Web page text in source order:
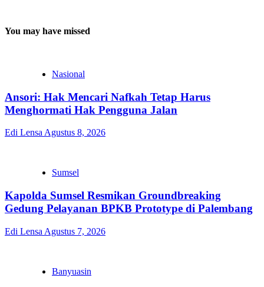
You may have missed
Nasional
Ansori: Hak Mencari Nafkah Tetap Harus
Menghormati Hak Pengguna Jalan
Edi Lensa Agustus 8, 2026
Sumsel
Kapolda Sumsel Resmikan Groundbreaking
Gedung Pelayanan BPKB Prototype di Palembang
Edi Lensa Agustus 7, 2026
Banyuasin